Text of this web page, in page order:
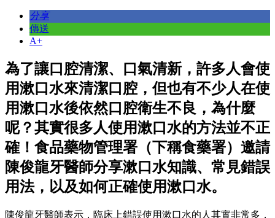
分享
傳送
A+
為了讓口腔清潔、口氣清新，許多人會使
用漱口水來清潔口腔，但也有不少人在使
用漱口水後依然口腔衛生不良，為什麼
呢？其實很多人使用漱口水的方法並不正
確！食品藥物管理署（下稱食藥署）邀請
陳俊龍牙醫師分享漱口水知識、常見錯誤
用法，以及如何正確使用漱口水。
陳俊龍牙醫師表示，臨床上錯誤使用漱口水的人其實非常多，